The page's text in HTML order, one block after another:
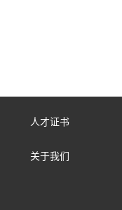
人才证书
关于我们